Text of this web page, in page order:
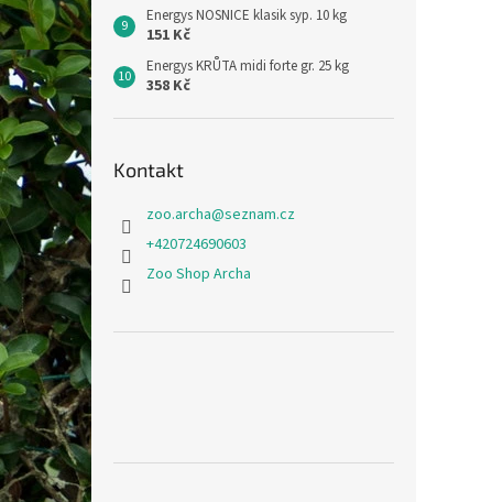
Energys NOSNICE klasik syp. 10 kg
151 Kč
Energys KRŮTA midi forte gr. 25 kg
358 Kč
Kontakt
zoo.archa@seznam.cz
+420724690603
Zoo Shop Archa